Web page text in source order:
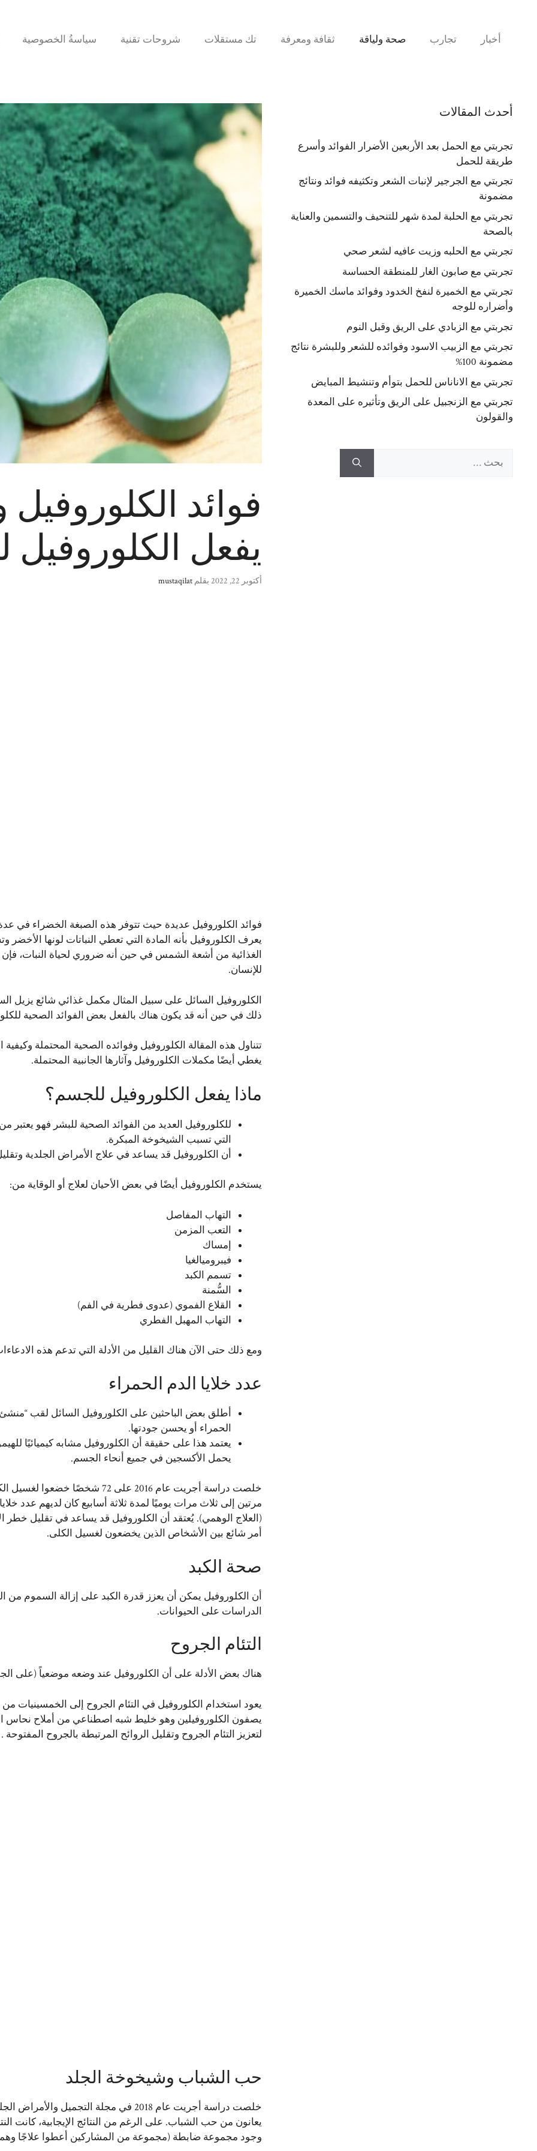
أخبار تجارب صحة ولياقة ثقافة ومعرفة تك مستقلات شروحات تقنية سياسةُ الخصوصية
فوائد الكلوروفيل
يفعل
أكتوبر 22, 2022 بقلمmustaqilat
فوائد الكلوروفيل عديدة حيث تتوفر هذه الصبغة الخضراء في
يعرف الكلوروفيل بأنه المادة التي تعطي النباتات لونها
الغذائية من أشعة الشمس في حين أنه ضروري لحياة النبات، فإن
للإنسان.
الكلوروفيل السائل على سبيل المثال مكمل غذائي شائع يزيل
ذلك في حين أنه قد يكون هناك بالفعل بعض الفوائد الصحية
تتناول هذه المقالة الكلوروفيل وفوائده الصحية المحتملة
يغطي أيضًا مكملات الكلوروفيل وآثارها الجانبية المحتملة.
ماذا يفعل الكلوروفيل للجسم؟
للكلوروفيل العديد من الفوائد الصحية للبشر فهو
التي تسبب الشيخوخة المبكرة.
أن الكلوروفيل قد يساعد في علاج الأمراض الجلدية
يستخدم الكلوروفيل أيضًا في بعض الأحيان لعلاج أو الوقاية من:
التهاب المفاصل
التعب المزمن
إمساك
فيبروميالغيا
تسمم الكبد
السُّمنة
القلاع الفموي (عدوى فطرية في الفم)
التهاب المهبل الفطري
ومع ذلك حتى الآن هناك القليل من الأدلة التي تدعم هذه
عدد خلايا الدم الحمراء
أطلق بعض الباحثين على الكلوروفيل السائل لقب “منشئ
الحمراء أو يحسن جودتها.
يعتمد هذا على حقيقة أن الكلوروفيل مشابه كيميائيًا
يحمل الأكسجين في جميع أنحاء الجسم.
خلصت دراسة أجريت عام 2016 على
مرتين إلى ثلاث مرات يوميًا لمدة ثلاثة أسابيع كان لديهم عدد
(العلاج الوهمي). يُعتقد أن الكلوروفيل قد يساعد في تقليل خطر
أمر شائع بين الأشخاص الذين يخضعون لغسيل الكلى.
صحة الكبد
أن الكلوروفيل يمكن أن يعزز قدرة الكبد على إزالة السموم
الدراسات على الحيوانات.
التئام الجروح
هناك بعض الأدلة على أن الكلوروفيل عند وضعه موضعياً (على
يعود استخدام الكلوروفيل في التئام الجروح إلى الخمسينيات
يصفون الكلوروفيلين وهو خليط شبه اصطناعي من أملاح نحاس
لتعزيز التئام الجروح وتقليل الروائح المرتبطة بالجروح المفتوحة .
حب الشباب وشيخوخة الجلد
خلصت دراسة أجريت عام 2018 في مجلة
وجود مجموعة ضابطة (مجموعة من المشاركين أعطوا علاجًا
أحدث المقالات
تجربتي مع الحمل بعد الأربعين الأضرار الفوائد وأسرع
طريقة للحمل
تجربتي مع الجرجير لإنبات الشعر وتكثيفه فوائد ونتائج
مضمونة
تجربتي مع الحلبة لمدة شهر للتنحيف والتسمين والعناية
بالصحة
تجربتي مع الحلبه وزيت عافيه لشعر صحي
تجربتي مع صابون الغار للمنطقة الحساسة
تجربتي مع الخميرة لنفخ الخدود وفوائد ماسك الخميرة
وأضراره للوجه
تجربتي مع الزبادي على الريق وقبل النوم
تجربتي مع الزبيب الاسود وفوائده للشعر وللبشرة نتائج
مضمونة 100%
تجربتي مع الاناناس للحمل بتوأم وتنشيط المبايض
تجربتي مع الزنجبيل على الريق وتأثيره على المعدة
والقولون
عن: